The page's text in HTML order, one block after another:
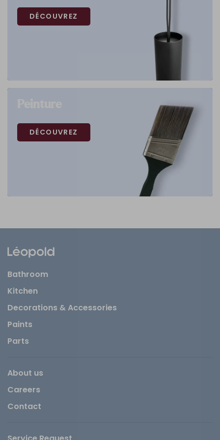
DÉCOUVREZ
DÉCOUVREZ
Bathroom
Kitchen
Decorations & Accessories
Paints
Parts
About us
Careers
Contact